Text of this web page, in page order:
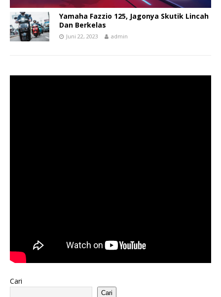
Yamaha Fazzio 125, Jagonya Skutik Lincah
Dan Berkelas
Juni 22, 2023 admin
Cari
Cari